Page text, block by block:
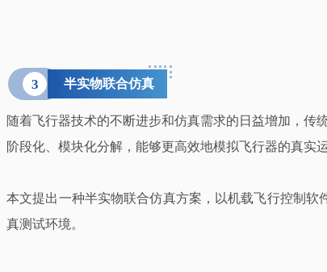
3 半实物联合仿真
随着飞行器技术的不断进步和仿真需求的日益增加，
阶段化、模块化分解，能够更高效地模拟飞行器的真实
本文提出一种半实物联合仿真方案，以机载飞行控制软
真测试环境。